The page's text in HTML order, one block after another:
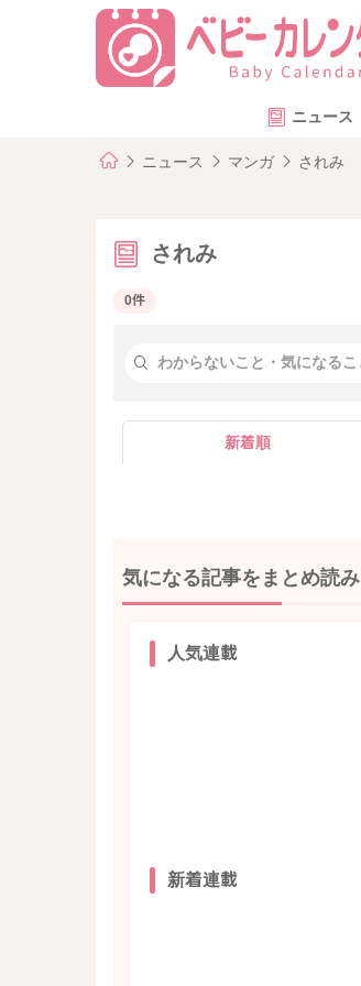
ニュース
ニュース マンガ されみ
されみ
0件
新着順
気になる記事をまとめ読み
人気連載
新着連載